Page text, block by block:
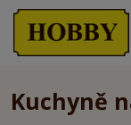
Kuchyně